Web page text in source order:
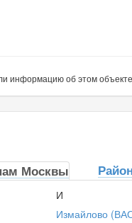
информацию об этом
Москвы
И
Измайлово